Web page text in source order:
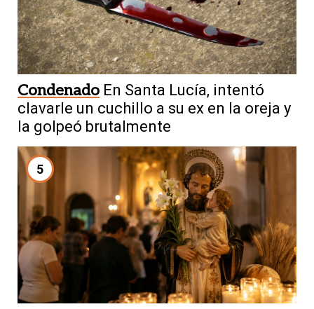
Condenado En Santa Lucía, intentó
clavarle un cuchillo a su ex en la oreja y
la golpeó brutalmente
5